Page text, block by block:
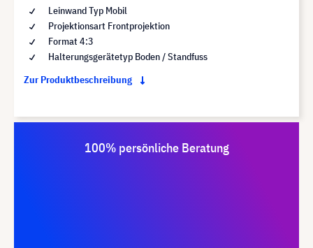
Leinwand Typ Mobil
Projektionsart Frontprojektion
Format 4:3
Halterungsgerätetyp Boden / Standfuss
Zur Produktbeschreibung
100% persönliche Beratung